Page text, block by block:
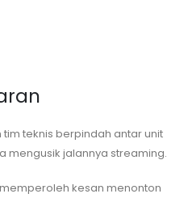
teknis berpindah antar unit
mengusik jalannya streaming.
kesan menonton